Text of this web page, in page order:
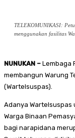
TELEKOMUNIKASI:
menggunakan fasilitas
NUNUKAN – Lembaga
membangun Warung
(Wartelsuspas).
Adanya
Warga Binaan
bagi narapidana